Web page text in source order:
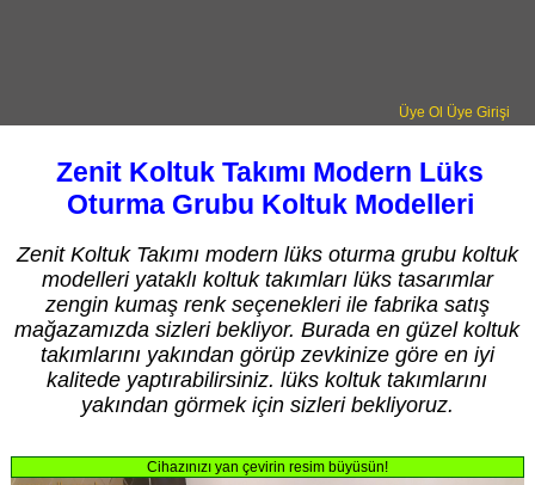
Üye Ol Üye Girişi
Zenit Koltuk Takımı Modern Lüks
Oturma Grubu Koltuk Modelleri
Zenit Koltuk Takımı modern lüks oturma grubu koltuk
modelleri yataklı koltuk takımları lüks tasarımlar
zengin kumaş renk seçenekleri ile fabrika satış
mağazamızda sizleri bekliyor. Burada en güzel koltuk
takımlarını yakından görüp zevkinize göre en iyi
kalitede yaptırabilirsiniz. lüks koltuk takımlarını
yakından görmek için sizleri bekliyoruz.
Cihazınızı yan çevirin resim büyüsün!